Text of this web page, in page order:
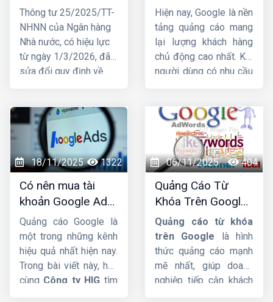
tài khoản ngân
hàng cá nhân để
nhận tiền từ
01/03/2026
Thông tư 25/2025/TT-
NHNN của Ngân hàng
Nhà nước, có hiệu lực
từ ngày 1/3/2026, đã
sửa đổi quy định về
đó liên quan trực tiếp
đến hộ kinh doanh.
Trước những thay đổi
này, nhiều hộ đặt câu
hỏi liệu tài khoản ngân
hàng có bắt buộc phải
đứng tên đúng hộ kinh
doanh hay không và
nhóm hộ kinh doanh
nào phải mở tài khoản
riêng để phục vụ hoạt
động sản xuất, kinh
chuyên nghiệp,
hiệu quả TOP 1
Hiện nay, Google là nền
tảng quảng cáo mang
lại lượng khách hàng
chủ động cao nhất. Khi
người dùng có nhu cầu
tìm thông tin. Đây chính
là lý do ngày càng
nhiều doanh nghiệp tìm
đến dịch vụnhận chạy
quảng cáo Googleđể
tăng doanh thu, tiếp
cận khách hàng nhanh
và vượt qua đối thủ.
18/11/2025 1322
Có nên mua tài
khoản Google Ads
hay không ?
Quảng cáo Google là
một trong những kênh
hiệu quả nhất hiện nay.
Trong bài viết này, hãy
cùng Công ty HIG tìm
06/11/2025 404
Quảng Cáo Từ
Khóa Trên Google:
Cơ Chế Đấu Giá và
Bí Quyết Tối Ưu
Quảng cáo từ khóa
trên Google là hình
thức quảng cáo mạnh
mẽ nhất, giúp doanh
nghiệp tiếp cận khách